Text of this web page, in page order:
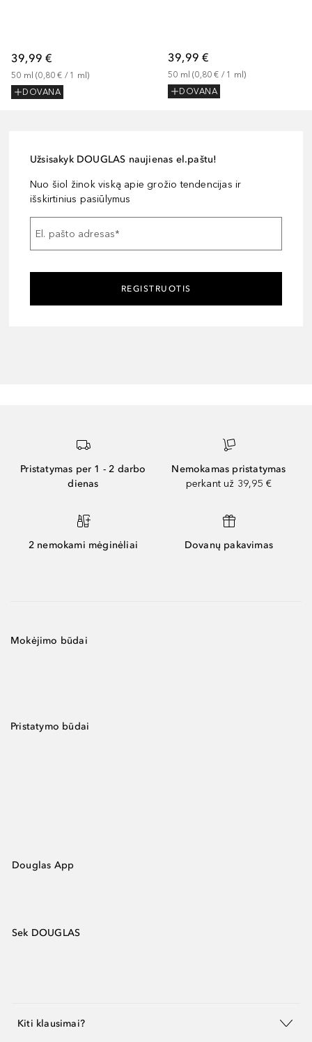
39,99 €
50 ml (0,80 € / 1 ml)
DOVANA
39,99 €
50 ml (0,80 € / 1 ml)
DOVANA
Užsisakyk DOUGLAS naujienas el.paštu!
Nuo šiol žinok viską apie grožio tendencijas ir
išskirtinius pasiūlymus
El. pašto adresas*
REGISTRUOTIS
Pristatymas per 1 - 2 darbo
dienas
Nemokamas pristatymas
perkant už 39,95 €
2 nemokami mėginėliai Dovanų pakavimas
Mokėjimo būdai
Pristatymo būdai
Douglas App
Sek DOUGLAS
Kiti klausimai?